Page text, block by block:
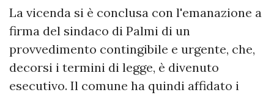
La vicenda si è conclusa con l'emanazione a
firma del sindaco di Palmi di un
provvedimento contingibile e urgente, che,
decorsi i termini di legge, è divenuto
esecutivo. Il comune ha quindi affidato i